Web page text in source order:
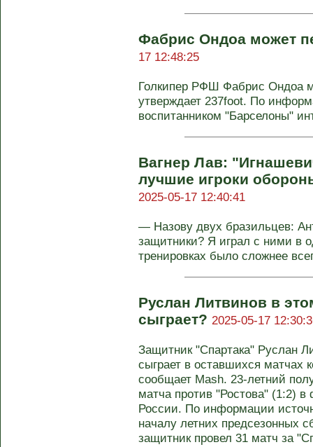
Фабрис Ондоа может
17 12:48:25
Голкипер РФШ Фабрис Ондоа
утверждает 237foot. По
воспитанником "Барселоны"
Вагнер Лав:
лучшие игроки
2025-05-17 12:40:41
— Назову двух бразильцев:
защитники? Я играл с ними в
тренировках было сложнее
Руслан Литвинов в
сыграет? 2025-05-17
Защитник "Спартака" Руслан
сыграет в оставшихся матчах
сообщает Mash. 23-летний
матча против "Ростова" (1:2) в
России. По информации
началу летних предсезонных
защитник провел 31 матч за